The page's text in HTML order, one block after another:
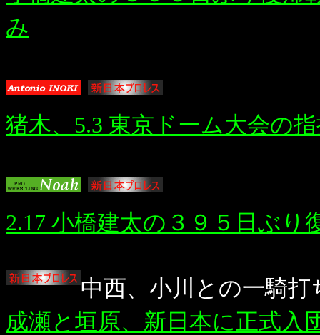
み
猪木、5.3 東京ドーム大会の
2.17 小橋建太の３９５日ぶり
中西、小川との一騎
成瀬と垣原、新日本に正式入